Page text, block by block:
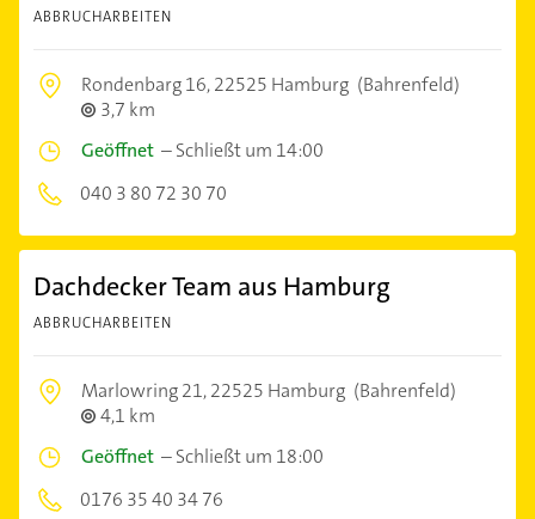
ABBRUCHARBEITEN
Rondenbarg 16,22525 Hamburg (Bahrenfeld)
3,7 km
Geöffnet –Schließt um 14:00
040 3 80 72 30 70
Dachdecker Team aus Hamburg
ABBRUCHARBEITEN
Marlowring 21,22525 Hamburg (Bahrenfeld)
4,1 km
Geöffnet –Schließt um 18:00
0176 35 40 34 76